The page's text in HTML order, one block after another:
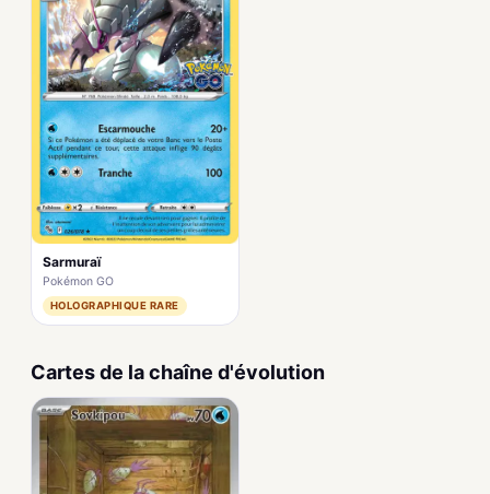
Sarmuraï
Pokémon GO
HOLOGRAPHIQUE RARE
Cartes de la chaîne d'évolution